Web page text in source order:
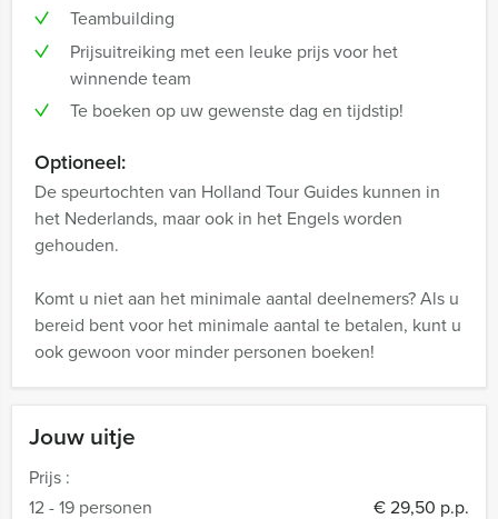
Jouw uitje
Prijs :
12 - 19 personen
€ 29,50 p.p.
Teambuilding
Prijsuitreiking met een leuke prijs voor het
winnende team
Te boeken op uw gewenste dag en tijdstip!
Optioneel:
De speurtochten van Holland Tour Guides kunnen in
het Nederlands, maar ook in het Engels worden
gehouden.
Komt u niet aan het minimale aantal deelnemers? Als u
bereid bent voor het minimale aantal te betalen, kunt u
ook gewoon voor minder personen boeken!